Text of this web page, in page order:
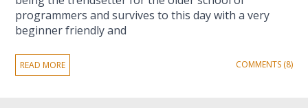
programmers and survives to this day with a very
beginner friendly and
READ MORE COMMENTS (8)